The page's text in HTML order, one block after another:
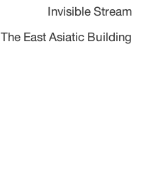
Invisible Stream
The East Asiatic Building